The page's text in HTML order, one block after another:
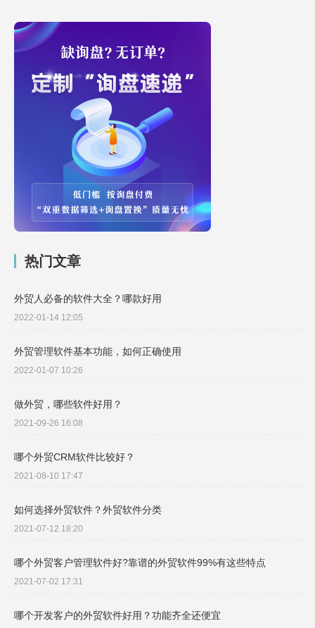
热门文章
外贸人必备的软件大全？哪款好用
2022-01-14 12:05
外贸管理软件基本功能，如何正确使用
2022-01-07 10:26
做外贸，哪些软件好用？
2021-09-26 16:08
哪个外贸CRM软件比较好？
2021-08-10 17:47
如何选择外贸软件？外贸软件分类
2021-07-12 18:20
哪个外贸客户管理软件好?靠谱的外贸软件99%有这些特点
2021-07-02 17:31
哪个开发客户的外贸软件好用？功能齐全还便宜